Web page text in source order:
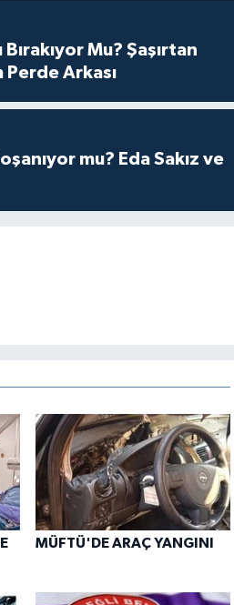
Mu? Şaşırtan
Perde Arkası
mu? Eda Sakız ve
MÜFTÜ'DE ARAÇ YANGINI